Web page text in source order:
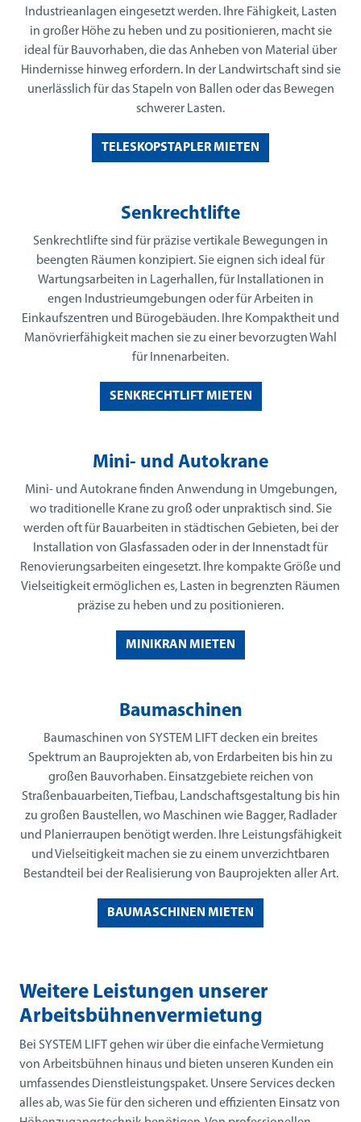
Industrieanlagen eingesetzt werden. Ihre Fähigkeit, Lasten
in großer Höhe zu heben und zu positionieren, macht sie
ideal für Bauvorhaben, die das Anheben von Material über
Hindernisse hinweg erfordern. In der Landwirtschaft sind sie
unerlässlich für das Stapeln von Ballen oder das Bewegen
schwerer Lasten.
TELESKOPSTAPLER MIETEN
Senkrechtlifte
Senkrechtlifte sind für präzise vertikale Bewegungen in
beengten Räumen konzipiert. Sie eignen sich ideal für
Wartungsarbeiten in Lagerhallen, für Installationen in
engen Industrieumgebungen oder für Arbeiten in
Einkaufszentren und Bürogebäuden. Ihre Kompaktheit und
Manövrierfähigkeit machen sie zu einer bevorzugten Wahl
für Innenarbeiten.
SENKRECHTLIFT MIETEN
Mini- und Autokrane
Mini- und Autokrane finden Anwendung in Umgebungen,
wo traditionelle Krane zu groß oder unpraktisch sind. Sie
werden oft für Bauarbeiten in städtischen Gebieten, bei der
Installation von Glasfassaden oder in der Innenstadt für
Renovierungsarbeiten eingesetzt. Ihre kompakte Größe und
Vielseitigkeit ermöglichen es, Lasten in begrenzten Räumen
präzise zu heben und zu positionieren.
MINIKRAN MIETEN
Baumaschinen
Baumaschinen von SYSTEM LIFT decken ein breites
Spektrum an Bauprojekten ab, von Erdarbeiten bis hin zu
großen Bauvorhaben. Einsatzgebiete reichen von
Straßenbauarbeiten, Tiefbau, Landschaftsgestaltung bis hin
zu großen Baustellen, wo Maschinen wie Bagger, Radlader
und Planierraupen benötigt werden. Ihre Leistungsfähigkeit
und Vielseitigkeit machen sie zu einem unverzichtbaren
Bestandteil bei der Realisierung von Bauprojekten aller Art.
BAUMASCHINEN MIETEN
Weitere Leistungen unserer
Arbeitsbühnenvermietung
Bei SYSTEM LIFT gehen wir über die einfache Vermietung
von Arbeitsbühnen hinaus und bieten unseren Kunden ein
umfassendes Dienstleistungspaket. Unsere Services decken
alles ab, was Sie für den sicheren und effizienten Einsatz von